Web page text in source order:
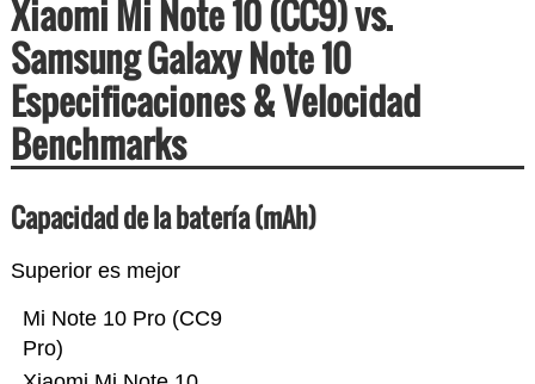
Xiaomi Mi Note 10 (CC9) vs.
Samsung Galaxy Note 10
Especificaciones & Velocidad
Benchmarks
Capacidad de la batería (mAh)
Superior es mejor
Mi Note 10 Pro (CC9
Pro)